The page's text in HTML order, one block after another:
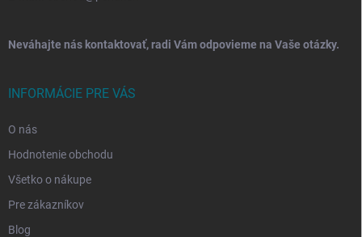
Neváhajte nás kontaktovať, radi Vám odpovieme na Vaše otázky.
INFORMÁCIE PRE VÁS
O nás
Hodnotenie obchodu
Všetko o nákupe
Pre zákazníkov
Blog